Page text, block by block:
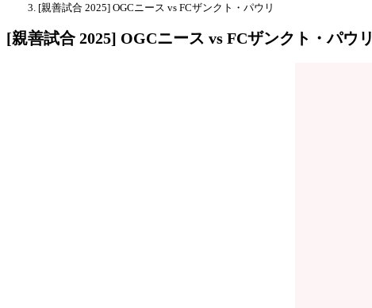
[親善試合 2025] OGCニース vs FCザンクト・パウリ
[親善試合 2025] OGCニース vs FCザンクト・パウリ